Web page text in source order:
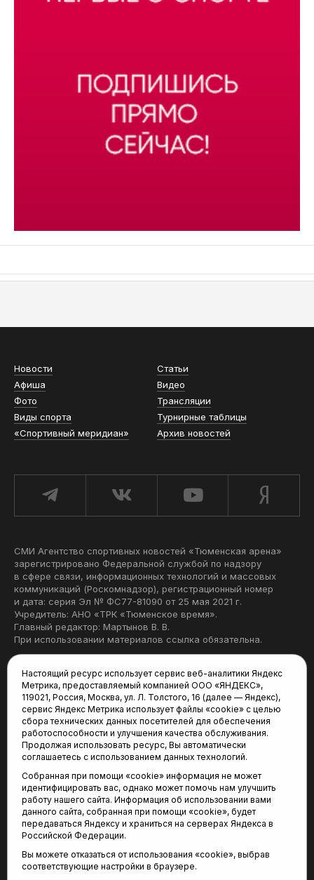
Новости
Статьи
Афиша
Видео
Фото
Трансляции
Виды спорта
Турнирные таблицы
«Спортивный меридиан»
Архив новостей
СМИ Агентство спортивных новостей «Тюменская арена»
зарегистрировано Федеральной службой по надзору
в сфере связи, информационных технологий и массовых
коммуникаций (Роскомнадзор), регистрационный номер
и дата: серия Эл № ФС77-81090 от 25 мая 2021 г.
Учредитель: АНО «ТРК «Тюменское время».
Главный редактор: Мартынов В. В.
При использовании материалов ссылка обязательна.
Редакция:
625035, Тюмень, пр. Геологоразведчиков, 28А
(3452) 68-22-28
tum-arena@mail.ru
Отдел продаж:
(3452) 68-89-78
kotovaev@sibinformburo.ru
Настоящий ресурс использует сервис веб-аналитики Яндекс
Метрика, предоставляемый компанией ООО «ЯНДЕКС»,
119021, Россия, Москва, ул. Л. Толстого, 16 (далее — Яндекс),
сервис Яндекс Метрика использует файлы «cookie» с целью
сбора технических данных посетителей для обеспечения
работоспособности и улучшения качества обслуживания.
Продолжая использовать ресурс, Вы автоматически
соглашаетесь с использованием данных технологий.
Собранная при помощи «cookie» информация не может
идентифицировать вас, однако может помочь нам улучшить
работу нашего сайта. Информация об использовании вами
данного сайта, собранная при помощи «cookie», будет
передаваться Яндексу и храниться на серверах Яндекса в
Российской Федерации.
Вы можете отказаться от использования «cookie», выбрав
соответствующие настройки в браузере.